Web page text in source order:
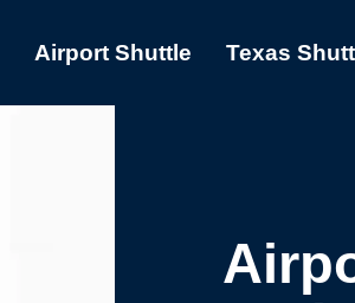
Airport Shuttle Texas